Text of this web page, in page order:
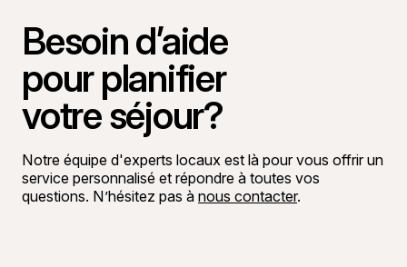
Besoin d’aide
pour planifier
votre séjour?
Notre équipe d'experts locaux est là pour vous offrir un
service personnalisé et répondre à toutes vos
questions. N’hésitez pas à nous contacter.